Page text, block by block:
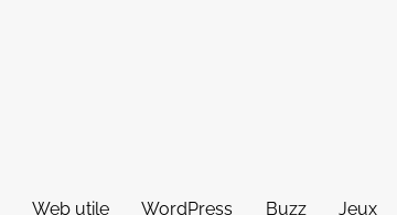
Web utile WordPress Buzz Jeux